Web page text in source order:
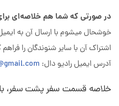
در صورتی که شما هم خلاصه‌ای
خوشحال میشوم با ارسال آن به ایمیل
اشتراک آن با سایر شنوندگان را فراهم
آدرس ایمیل رادیو دال:
خلاصه قسمت سفر پشت سفر، با